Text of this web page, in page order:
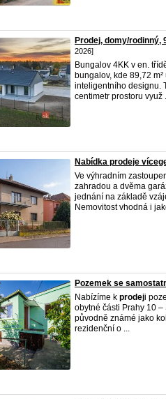
Prodej, domy/rodinný,
2026]
Bungalov 4KK v en.
bungalov, kde 89,72
inteligentního designu.
centimetr prostoru využ
Nabídka prodeje
Ve výhradním
zahradou a dvěma
jednání na základě
Nemovitost vhodná i
Pozemek se
Nabízíme k prodeji
obytné části Prahy 10
původně známé jako
rezidenční o ...